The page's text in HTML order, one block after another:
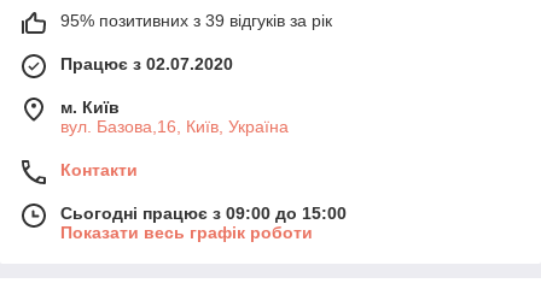
95% позитивних з 39 відгуків за рік
Працює з 02.07.2020
м. Київ
вул. Базова,16, Київ, Україна
Контакти
Сьогодні працює з 09:00 до 15:00
Показати весь графік роботи